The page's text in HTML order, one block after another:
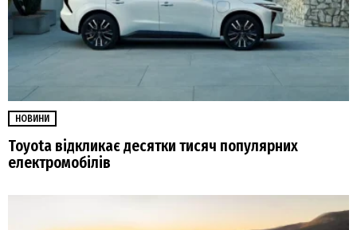
НОВИНИ
Toyota відкликає десятки тисяч популярних
електромобілів